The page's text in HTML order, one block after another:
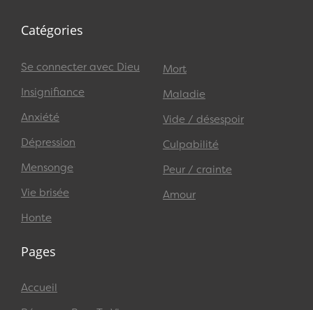
Catégories
Se connecter avec Dieu
Insignifiance
Anxiété
Dépression
Mensonge
Vie brisée
Honte
Mort
Maladie
Vide / désespoir
Culpabilité
Peur / crainte
Amour
Pages
Accueil